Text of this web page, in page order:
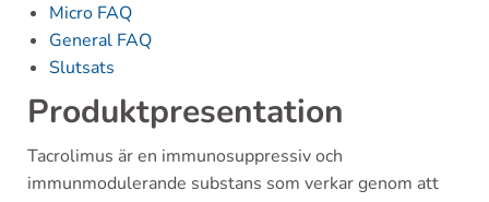
Micro FAQ
General FAQ
Slutsats
Produktpresentation
Tacrolimus är en immunosuppressiv och
immunmodulerande substans som verkar genom att